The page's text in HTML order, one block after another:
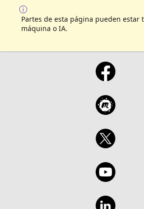
Partes de esta página pueden estar
máquina o IA.